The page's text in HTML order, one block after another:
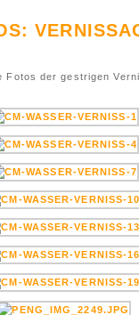
Fotos der gestrigen